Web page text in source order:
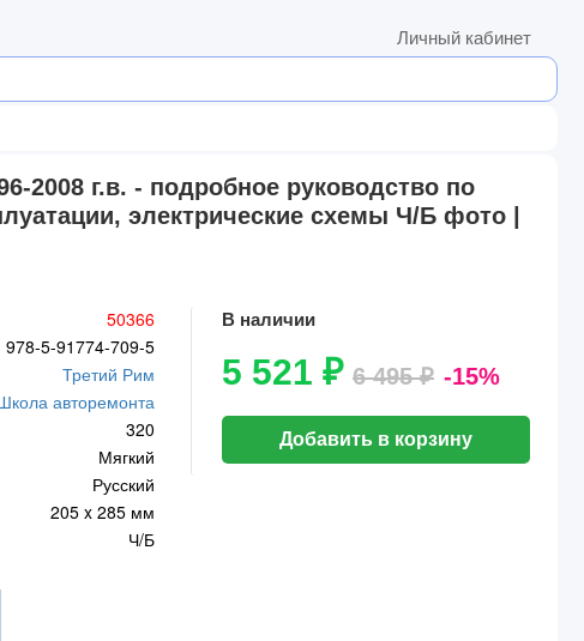
Личный кабинет
2008 г.в. - подробное руководство по
электрические схемы Ч/Б фото |
50366
978-5-91774-709-5
Третий Рим
авторемонта
320
Мягкий
Русский
205 x 285 мм
Ч/Б
В наличии
5 521 ₽6 495 ₽ -15%
Добавить в корзину